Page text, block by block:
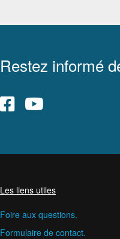
Restez informé
Les liens utiles
Foire aux questions.
Formulaire de contact.